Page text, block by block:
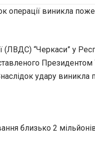
виникла
(ЛВДС) “Черкаси” у
удару
близько 2